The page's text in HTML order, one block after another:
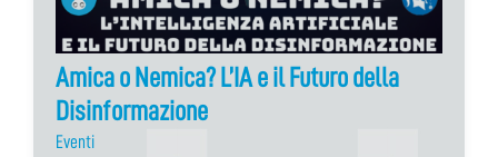
Amica o Nemica? L’IA e il Futuro della
Disinformazione
Eventi